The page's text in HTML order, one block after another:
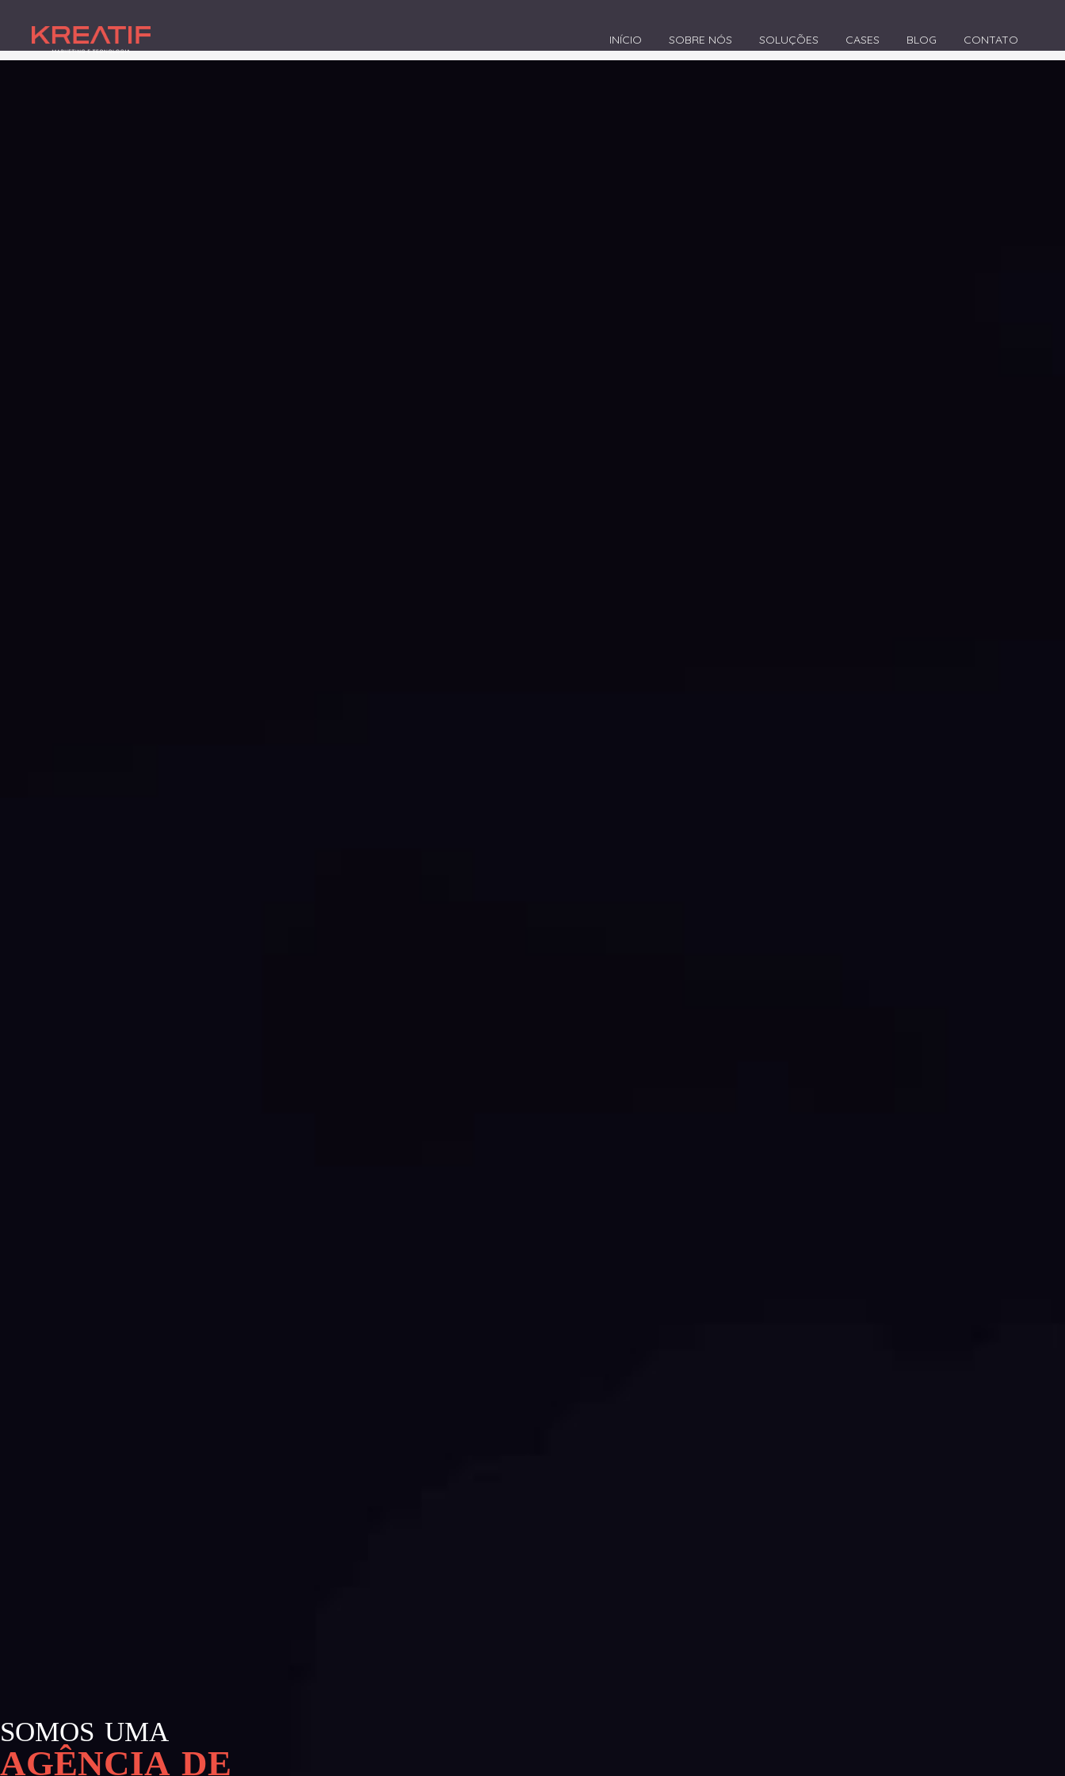
INÍCIO SOBRE NÓS SOLUÇÕES CASES BLOG CONTATO
SOMOS UMA
AGÊNCIA DE